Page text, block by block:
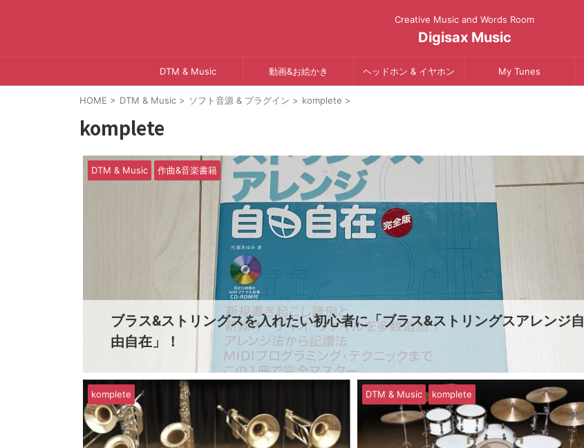
Creative Music and Words Room
Digisax Music
DTM & Music 動画&お絵かき ヘッドホン & イヤホン My Tunes
HOME > DTM & Music > ソフト音源 & プラグイン > komplete >
komplete
DTM & Music 作曲&音楽書籍
ブラス&ストリングスを入れたい初心者に「ブラス&ストリングスアレンジ自
由自在」！
komplete DTM & Music komplete